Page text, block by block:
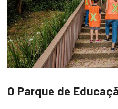
O Parque de